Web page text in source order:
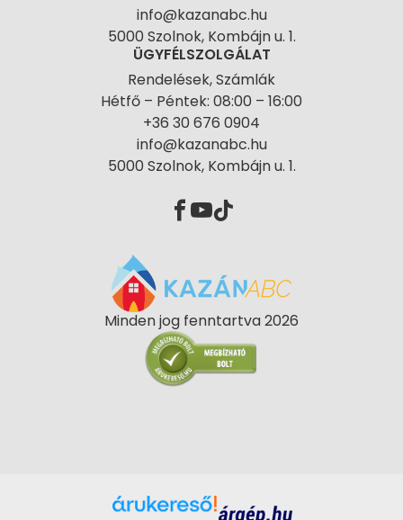
info@kazanabc.hu
5000 Szolnok, Kombájn u. 1.
ÜGYFÉLSZOLGÁLAT
Rendelések, Számlák
Hétfő – Péntek: 08:00 – 16:00
+36 30 676 0904
info@kazanabc.hu
5000 Szolnok, Kombájn u. 1.
Minden jog fenntartva 2026